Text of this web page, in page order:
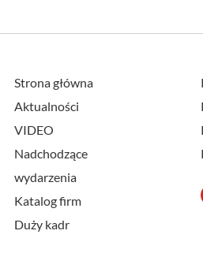
Strona główna
Aktualności
VIDEO
Nadchodzące
wydarzenia
Katalog firm
Duży kadr